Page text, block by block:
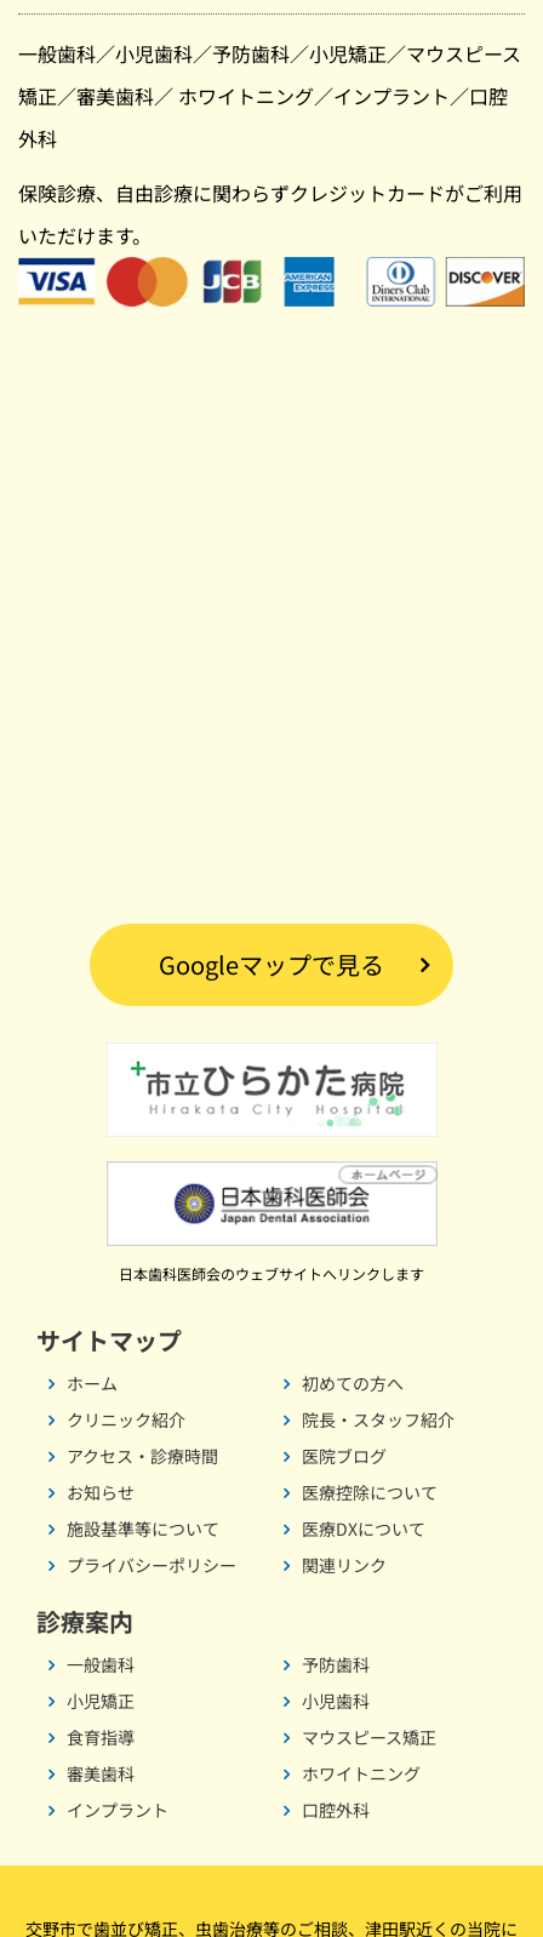
一般歯科／小児歯科／予防歯科／小児矯正／マウスピース
矯正／審美歯科／ ホワイトニング／インプラント／口腔
外科
保険診療、自由診療に関わらずクレジットカードがご利用
いただけます。
Googleマップで見る
日本歯科医師会のウェブサイトへリンクします
サイトマップ
ホーム
初めての方へ
クリニック紹介
院長・スタッフ紹介
アクセス・診療時間
医院ブログ
お知らせ
医療控除について
施設基準等について
医療DXについて
プライバシーポリシー
関連リンク
診療案内
一般歯科
予防歯科
小児矯正
小児歯科
食育指導
マウスピース矯正
審美歯科
ホワイトニング
インプラント
口腔外科
交野市で歯並び矯正、虫歯治療等のご相談、津田駅近くの当院に